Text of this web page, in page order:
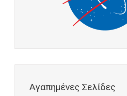
Αγαπημένες Σελίδες